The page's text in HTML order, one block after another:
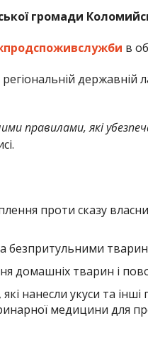
громади
в
державній
правилами, які
проти сказу
безпритульними
домашніх тварин і
нанесли укуси та
медицини для